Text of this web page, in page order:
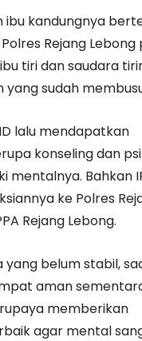
ibu kandungnya
Rejang
tiri dan saudara
sudah
lalu mendapatkan
konseling dan
mentalnya. Bahkan
ke Polres
Rejang Lebong.
yang belum stabil,
aman
memberikan
agar mental